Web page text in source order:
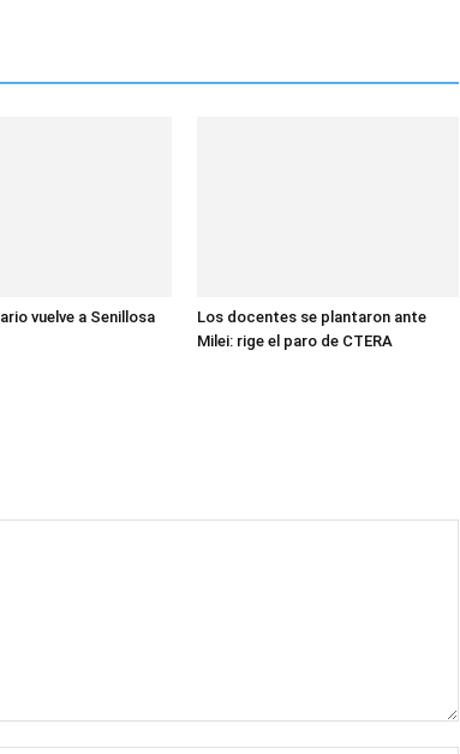
vuelve a Senillosa
Los docentes se plantaron ante
Milei: rige el paro de CTERA